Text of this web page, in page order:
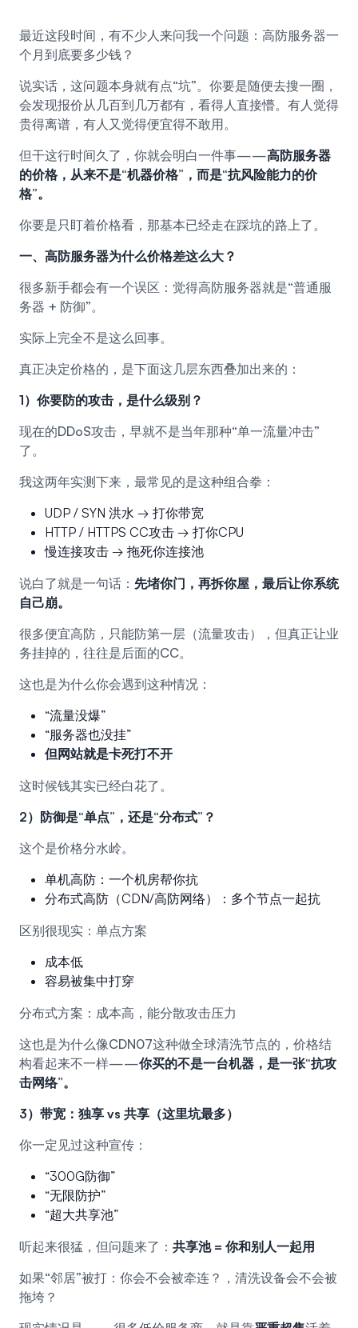
最近这段时间，有不少人来问我一个问题：高防服务器一
个月到底要多少钱？
说实话，这问题本身就有点“坑”。你要是随便去搜一圈，
会发现报价从几百到几万都有，看得人直接懵。有人觉得
贵得离谱，有人又觉得便宜得不敢用。
但干这行时间久了，你就会明白一件事——高防服务器
的价格，从来不是“机器价格”，而是“抗风险能力的价
格”。
你要是只盯着价格看，那基本已经走在踩坑的路上了。
一、高防服务器为什么价格差这么大？
很多新手都会有一个误区：觉得高防服务器就是“普通服
务器 + 防御”。
实际上完全不是这么回事。
真正决定价格的，是下面这几层东西叠加出来的：
1）你要防的攻击，是什么级别？
现在的DDoS攻击，早就不是当年那种“单一流量冲击”
了。
我这两年实测下来，最常见的是这种组合拳：
UDP / SYN 洪水 → 打你带宽
HTTP / HTTPS CC攻击 → 打你CPU
慢连接攻击 → 拖死你连接池
说白了就是一句话： 先堵你门，再拆你屋，最后让你系统
自己崩。
很多便宜高防，只能防第一层（流量攻击），但真正让业
务挂掉的，往往是后面的CC。
这也是为什么你会遇到这种情况：
“流量没爆”
“服务器也没挂”
但网站就是卡死打不开
这时候钱其实已经白花了。
2）防御是“单点”，还是“分布式”？
这个是价格分水岭。
单机高防：一个机房帮你抗
分布式高防（CDN/高防网络）：多个节点一起抗
区别很现实：单点方案
成本低
容易被集中打穿
分布式方案：成本高，能分散攻击压力
这也是为什么像CDN07这种做全球清洗节点的，价格结
构看起来不一样——你买的不是一台机器，是一张“抗攻
击网络”。
3）带宽：独享 vs 共享（这里坑最多）
你一定见过这种宣传：
“300G防御”
“无限防护”
“超大共享池”
听起来很猛，但问题来了： 共享池 = 你和别人一起用
如果“邻居”被打：你会不会被牵连？，清洗设备会不会被
拖垮？